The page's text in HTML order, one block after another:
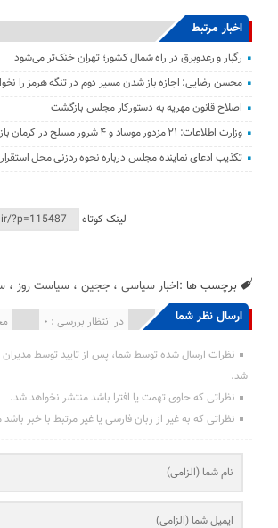
اخبار مرتبط
رگبار و رعدوبرق در راه شمال کشور؛ تهران خنک‌تر می‌شود
محسن رضایی: اجازه باز شدن مسیر دوم در تنگه هرمز را
اصلاح قانون مهریه به دستورکار مجلس بازگشت
وزارت اطلاعات: ۲۱ مزدور موساد و ۴ شرور مسلح در کرمان بازداشت شدند
تکذیب ادعای نماینده مجلس درباره نحوه ردزنی محل
لینک کوتاه
برچسب ها :اخبار سیاسی ،ججین ،سیاست روز ،
ارسال نظر شما در انتظار بررسی : 0 انتشار یافته : 0
نظرات ارسال شده توسط شما، پس از تایید توسط
شد.
نظراتی که حاوی تهمت یا افترا باشد منتشر نخواهد شد.
نظراتی که به غیر از زبان فارسی یا غیر مرتبط با خبر